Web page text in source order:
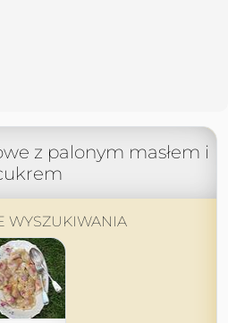
z palonym masłem i
WYSZUKIWANIA